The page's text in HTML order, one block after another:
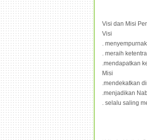
Visi dan Misi
Visi
.
. meraih
.mendapatkan
Misi
.mendekatkan
.menjadikan
. selalu saling